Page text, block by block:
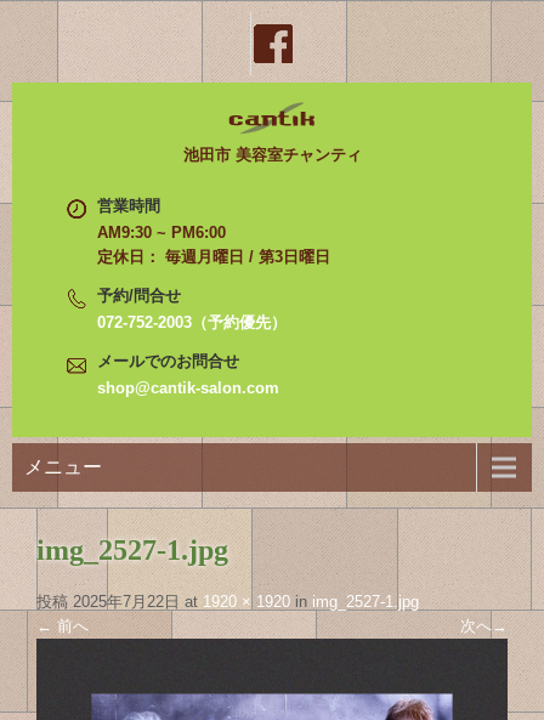
池田市 美容室チャンティ
営業時間
AM9:30 ~ PM6:00
定休日： 毎週月曜日 / 第3日曜日
予約/問合せ
072-752-2003（予約優先）
メールでのお問合せ
shop@cantik-salon.com
メニュー
img_2527-1.jpg
投稿2025年7月22日at 1920 × 1920 in img_2527-1.jpg
← 前へ 次へ→